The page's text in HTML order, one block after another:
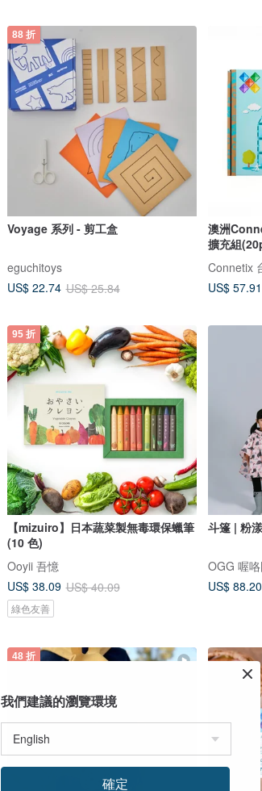
88 折
Voyage 系列 - 剪工盒
eguchitoys
US$ 22.74 US$ 25.84
澳洲
擴充組
Connetix
US$ 57.91
95 折
【mizuiro】日本蔬菜製無毒環保蠟筆
(10 色)
Ooyii 吾憶
US$ 38.09 US$ 40.09
綠色友善
斗篷 | 粉
OGG 喔
US$ 88.20
48 折
我們建議的瀏覽環境
確定